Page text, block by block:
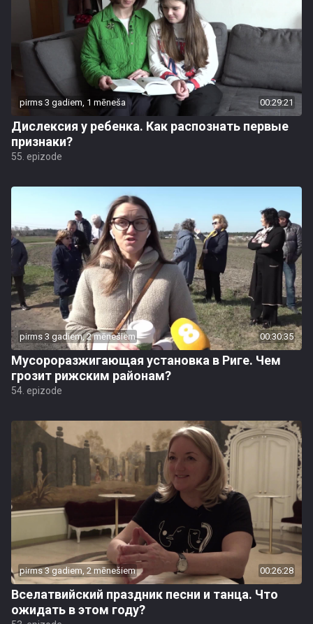
pirms 3 gadiem, 1 mēneša 00:29:21
Дислексия у ребенка. Как распознать первые
признаки?
55. epizode
pirms 3 gadiem, 2 mēnešiem 00:30:35
Мусороразжигающая установка в Риге. Чем
грозит рижским районам?
54. epizode
pirms 3 gadiem, 2 mēnešiem 00:26:28
Вселатвийский праздник песни и танца. Что
ожидать в этом году?